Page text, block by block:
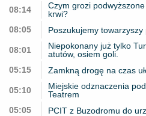
08:14
Czym grozi
krwi?
08:05
Poszukujemy towarzyszy
08:01
Niepokonany już tylko
atutów, osiem goli.
05:15
Zamkną drogę na czas
05:10
Miejskie odznaczenia
Teatrem
05:05
PCIT z Buzodromu do